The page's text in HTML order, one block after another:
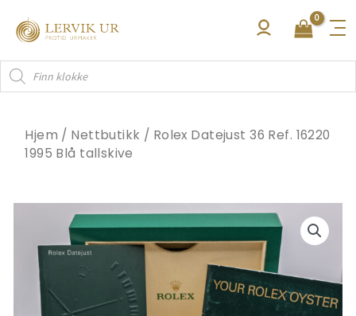
rett
innholdet
Products
search
Hjem / Nettbutikk / Rolex Datejust 36 Ref. 16220
1995 Blå tallskive